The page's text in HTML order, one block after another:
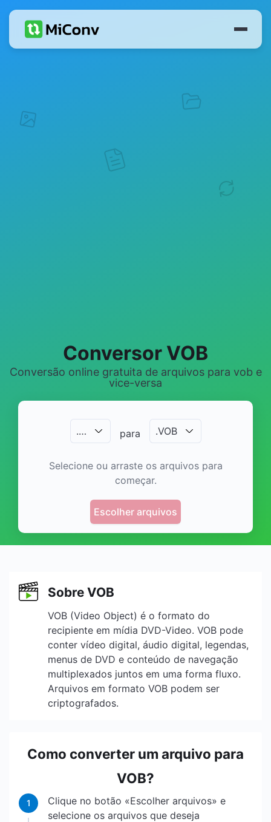
Conversor VOB
Conversão online gratuita de arquivos para vob e
vice-versa
.… para .VOB
Selecione ou arraste os arquivos para
começar.
Escolher arquivos
Sobre VOB
VOB (Video Object) é o formato do
recipiente em mídia DVD-Video. VOB pode
conter vídeo digital, áudio digital, legendas,
menus de DVD e conteúdo de navegação
multiplexados juntos em uma forma fluxo.
Arquivos em formato VOB podem ser
criptografados.
Como converter um arquivo para
VOB?
1
Clique no botão «Escolher arquivos» e
selecione os arquivos que deseja